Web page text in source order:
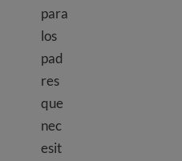
para
los
pad
res
que
nec
esit